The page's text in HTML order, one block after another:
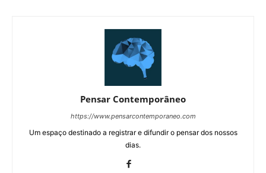
Pensar Contemporâneo
https://www.pensarcontemporaneo.com
Um espaço destinado a registrar e difundir o pensar dos nossos
dias.